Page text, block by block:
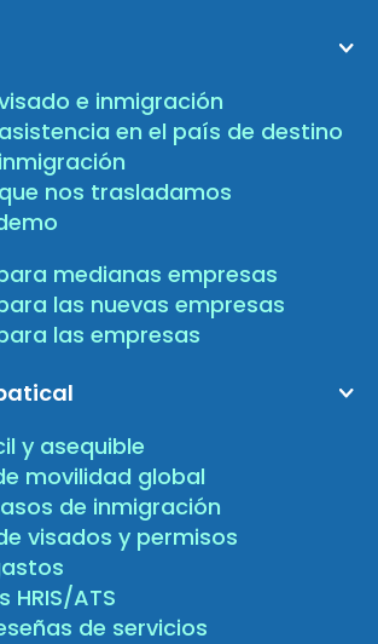
e inmigración
en el país de destino
nos trasladamos
medianas empresas
las nuevas empresas
las empresas
y asequible
movilidad global
de inmigración
visados y permisos
HRIS/ATS
de servicios